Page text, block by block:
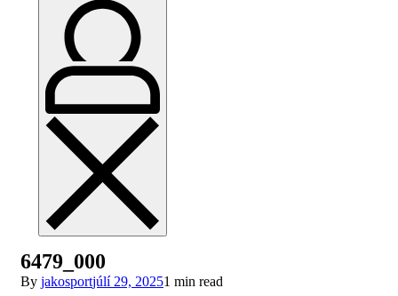
6479_000
By jakosportjúlí 29, 20251 min read